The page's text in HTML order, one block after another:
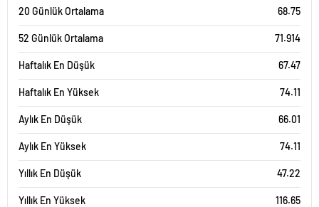
20 Günlük Ortalama 68.75
52 Günlük Ortalama 71.914
Haftalık En Düşük 67.47
Haftalık En Yüksek 74.11
Aylık En Düşük 66.01
Aylık En Yüksek 74.11
Yıllık En Düşük 47.22
Yıllık En Yüksek 116.65